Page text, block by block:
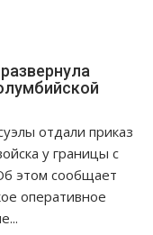
отдали приказ
у границы с
этом сообщает
оперативное